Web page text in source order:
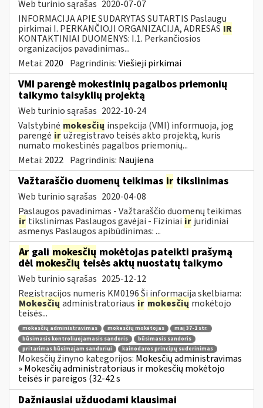
Web turinio sąrašas 2020-07-07
INFORMACIJA APIE SUDARYTAS SUTARTIS Paslaugų
pirkimai I. PERKANČIOJI ORGANIZACIJA, ADRESAS IR
KONTAKTINIAI DUOMENYS: I.1. Perkančiosios
organizacijos pavadinimas...
Metai: 2020 Pagrindinis:Viešieji pirkimai
VMI parengė mokestinių pagalbos priemonių
taikymo taisyklių projektą
Web turinio sąrašas 2022-10-24
Valstybinė mokesčių inspekcija (VMI) informuoja, jog
parengė iružregistravo teisės akto projektą, kuris
numato mokestinės pagalbos priemonių...
Metai: 2022 Pagrindinis: Naujiena
Važtaraščio duomenų teikimas ir tikslinimas
Web turinio sąrašas 2020-04-08
Paslaugos pavadinimas - Važtaraščio duomenų teikimas
ir tikslinimas Paslaugos gavėjai - Fiziniai ir juridiniai
asmenys Paslaugos apibūdinimas: ...
Ar gali mokesčių mokėtojas pateikti prašymą
dėl mokesčiųteisės aktų nuostatų taikymo
Web turinio sąrašas 2025-12-12
Registracijos numeris KM0196 Ši informacija skelbiama:
Mokesčių administratoriaus ir mokesčių mokėtojo
teisės...
mokesčių administravimas mokesčių mokėtojas
maį 37-1 str.
būsimasis kontroliuojamasis sandoris
būsimasis sandoris
pritarimas būsimajam sandoriui
kainodaros principų suderinimas
Mokesčių žinyno kategorijos: Mokesčių administravimas
» Mokesčių administratoriaus ir mokesčių mokėtojo
teisės ir pareigos (32-42 s
Dažniausiai užduodami klausimai